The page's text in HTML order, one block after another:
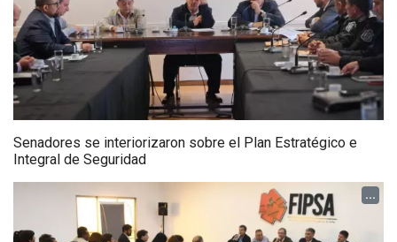
Senadores se interiorizaron sobre el Plan Estratégico e
Integral de Seguridad
...